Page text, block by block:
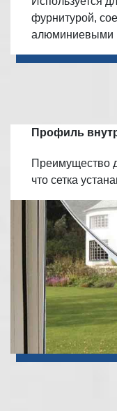
фурнитурой,
алюминиевыми
Профиль
Преимущество
что сетка